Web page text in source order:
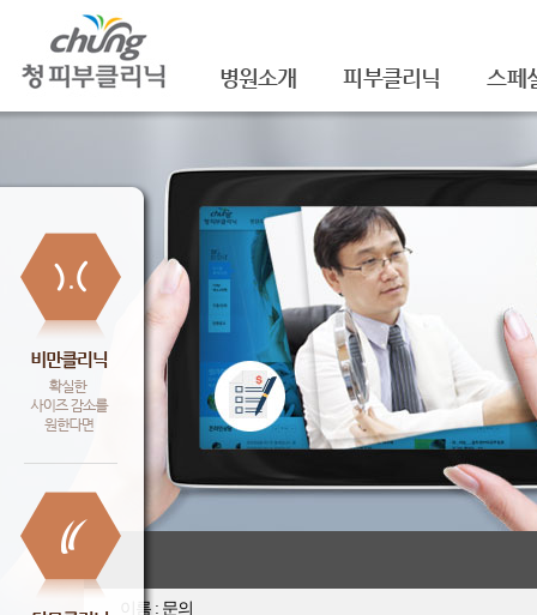
병원소개 피부클리닉 스페
진료안내
레이저장비소개
병원 둘러보기
찾아오시는 길
공지사항
여드름자국/흉터
기미/색소
주근깨/잡티
점/검버섯
문신제거
안면홍조
피부질환치료
셀라
물광
아쿠
백옥
신데
슈
셀렉
이름 : 문의